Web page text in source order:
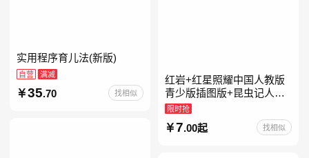
实用程序育儿法(新版)
自营 满减
35.70 找相似
红岩+红星照耀中国人教版
青少版插图版+昆虫记人教
版正版原著完整版红星为什
么照耀中国八年级上册的课
外书初二课外阅读书籍人教
限时抢
7.00起 找相似